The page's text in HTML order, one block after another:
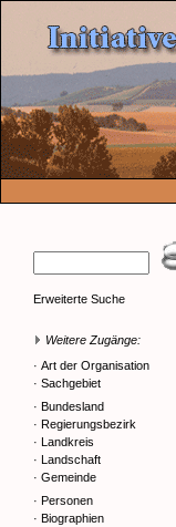
Erweiterte Suche
Weitere Zugänge:
· Art der Organisation
· Sachgebiet
· Bundesland
· Regierungsbezirk
· Landkreis
· Landschaft
· Gemeinde
· Personen
· Biographien